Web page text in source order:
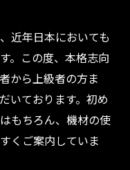
近年日本においても
。この度、本格志向
から上級者の方ま
いております。初め
もちろん、機材の使
くご案内していま